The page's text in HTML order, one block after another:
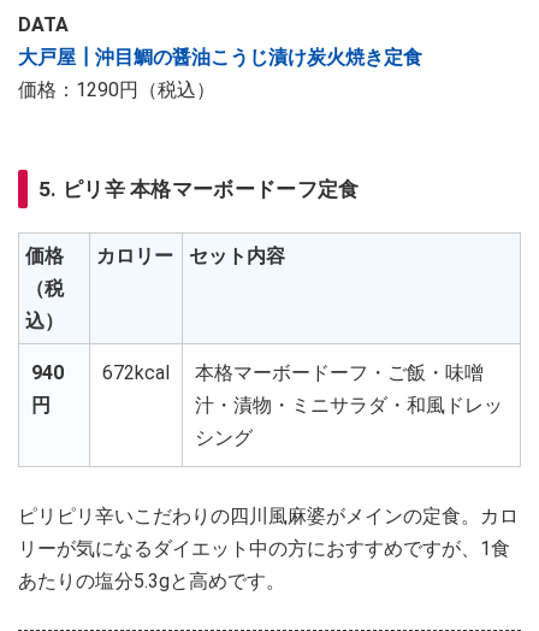
DATA
大戸屋┃沖目鯛の醤油こうじ漬け炭火焼き定食
価格：1290円（税込）
5. ピリ辛 本格マーボードーフ定食
価格
（税
込）
カロリー セット内容
940
円
672kcal
本格マーボードーフ・ご飯・味噌
汁・漬物・ミニサラダ・和風ドレッ
シング
ピリピリ辛いこだわりの四川風麻婆がメインの定食。カロ
リーが気になるダイエット中の方におすすめですが、1食
あたりの塩分5.3gと高めです。